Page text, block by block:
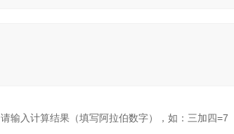
请输入计算结果（填写阿拉伯数字），如：三加四=7